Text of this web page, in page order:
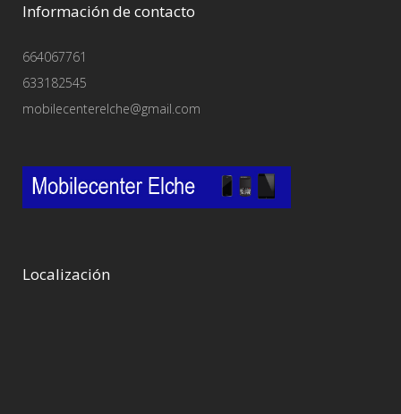
Información de contacto
664067761
633182545
mobilecenterelche@gmail.com
Localización